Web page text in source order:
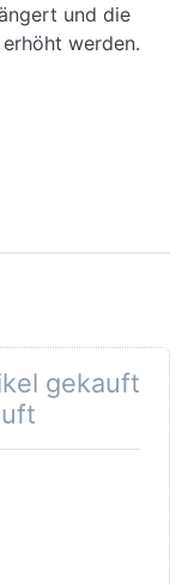
und die
werden.
Unterlagen
auf
gekauft